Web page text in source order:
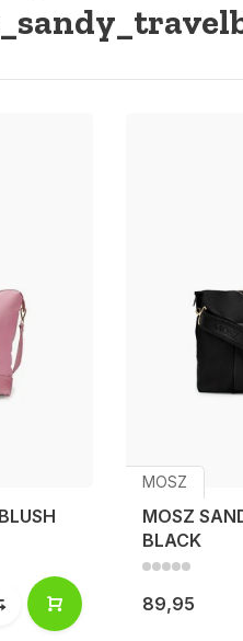
MOSZ
MOSZ
BLACK
89,95